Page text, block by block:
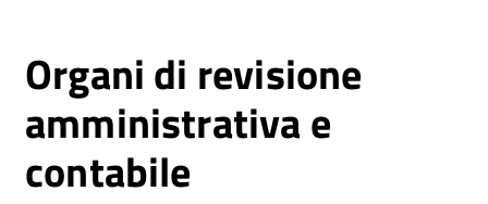
Organi di revisione
amministrativa e
contabile